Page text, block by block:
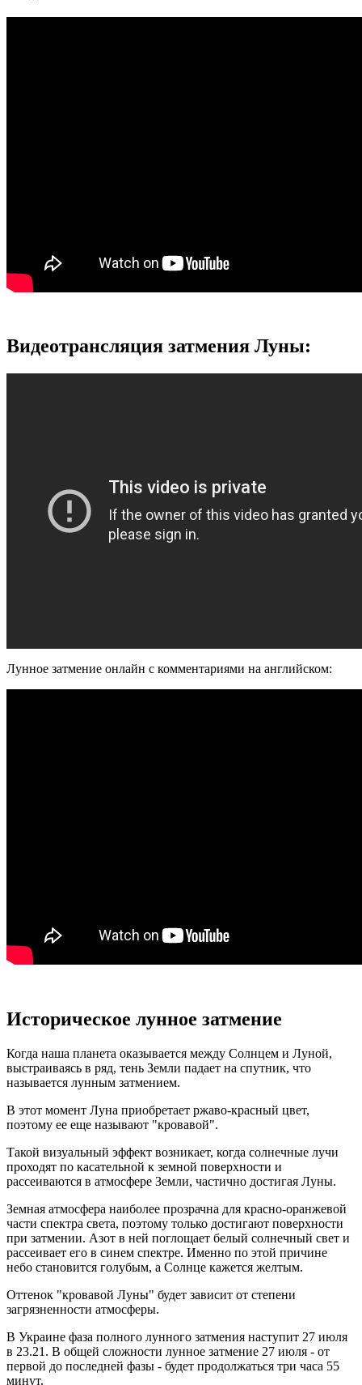
Видеотрансляция затмения Луны:
Лунное затмение онлайн с комментариями на английском:
Историческое лунное затмение
Когда наша планета оказывается между Солнцем и Луной,
выстраиваясь в ряд, тень Земли падает на спутник, что
называется лунным затмением.
В этот момент Луна приобретает ржаво-красный цвет,
поэтому ее еще называют "кровавой".
Такой визуальный эффект возникает, когда солнечные лучи
проходят по касательной к земной поверхности и
рассеиваются в атмосфере Земли, частично достигая Луны.
Земная атмосфера наиболее прозрачна для красно-оранжевой
части спектра света, поэтому только достигают поверхности
при затмении. Азот в ней поглощает белый солнечный свет и
рассеивает его в синем спектре. Именно по этой причине
небо становится голубым, а Солнце кажется желтым.
Оттенок "кровавой Луны" будет зависит от степени
загрязненности атмосферы.
В Украине фаза полного лунного затмения наступит 27 июля
в 23.21. В общей сложности лунное затмение 27 июля - от
первой до последней фазы - будет продолжаться три часа 55
минут.